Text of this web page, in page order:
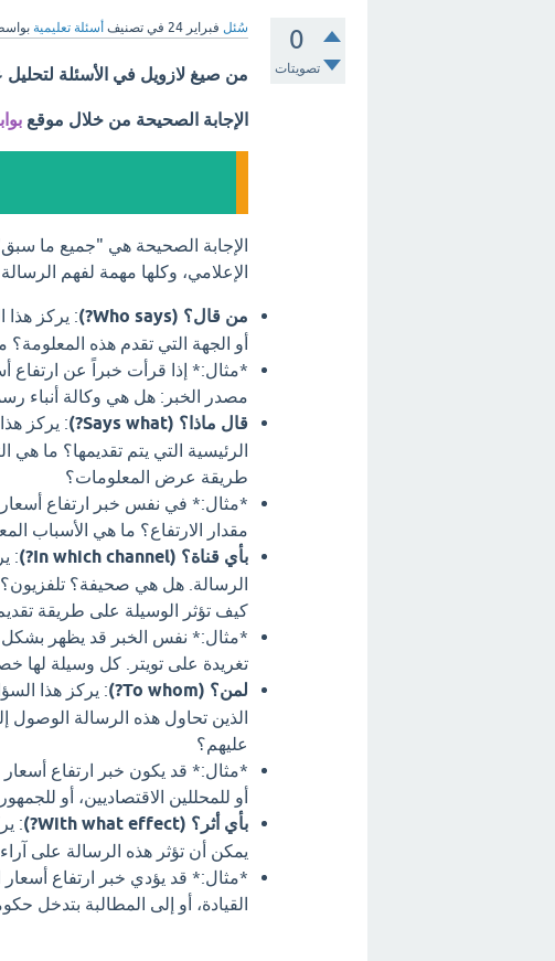
0
تصويتات
سُئل فبراير 24 في تصنيف أسئلة تعليمية
من صيغ لازويل في الأسئلة
الإجابة الصحيحة من خلال موقع
الإجابة الصحيحة هي "جميع ما
الإعلامي، وكلها مهمة لفهم
من قال؟ (Who says?) : يركز هذا
أو الجهة التي تقدم هذه
*مثال:* إذا قرأت خبراً عن
مصدر الخبر: هل هي وكالة أنباء
قال ماذا؟ (Says what?) : يركز
الرئيسية التي يتم تقديمها؟ ما
طريقة عرض المعلومات؟
*مثال:* في نفس خبر ارتفاع أسعار
مقدار الارتفاع؟ ما هي الأسباب
بأي قناة؟ (In which channel?) :
الرسالة. هل هي صحيفة؟ تلفزيون؟
كيف تؤثر الوسيلة على طريقة تقديم
*مثال:* نفس الخبر قد يظهر
تغريدة على تويتر. كل وسيلة لها
لمن؟ (To whom?) : يركز هذا
الذين تحاول هذه الرسالة
عليهم؟
*مثال:* قد يكون خبر ارتفاع
أو للمحللين الاقتصاديين، أو
بأي أثر؟ (With what effect?) :
يمكن أن تؤثر هذه الرسالة على
*مثال:* قد يؤدي خبر ارتفاع أسعار
القيادة، أو إلى المطالبة بتدخل